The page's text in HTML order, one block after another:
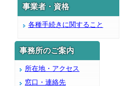
事業者・資格
各種手続きに関すること
事務所のご案内
所在地・アクセス
窓口・連絡先